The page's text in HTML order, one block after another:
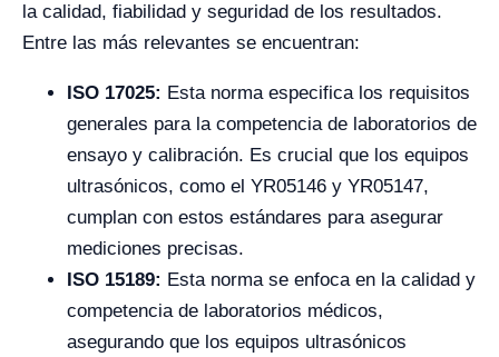
la calidad, fiabilidad y seguridad de los resultados.
Entre las más relevantes se encuentran:
ISO 17025: Esta norma especifica los requisitos
generales para la competencia de laboratorios de
ensayo y calibración. Es crucial que los equipos
ultrasónicos, como el YR05146 y YR05147,
cumplan con estos estándares para asegurar
mediciones precisas.
ISO 15189: Esta norma se enfoca en la calidad y
competencia de laboratorios médicos,
asegurando que los equipos ultrasónicos